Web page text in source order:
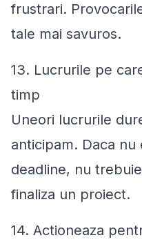
frustrari.
tale mai savuros.
13. Lucrurile pe
timp
Uneori lucrurile
anticipam. Daca
deadline, nu
finaliza un proiect.
14. Actioneaza